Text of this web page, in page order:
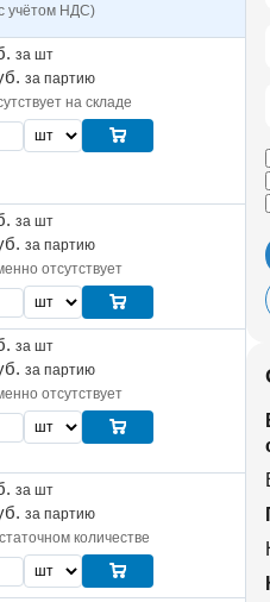
учётом НДС)
за шт
за партию
на складе
за шт
за партию
отсутствует
за шт
за партию
отсутствует
за шт
за партию
количестве